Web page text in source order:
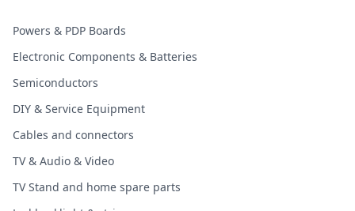
Powers & PDP Boards
Electronic Components & Batteries
Semiconductors
DIY & Service Equipment
Cables and connectors
TV & Audio & Video
TV Stand and home spare parts